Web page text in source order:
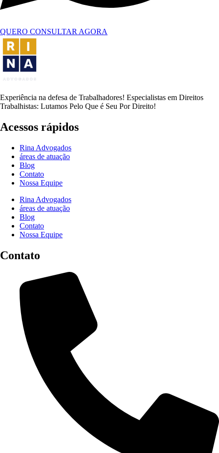
QUERO CONSULTAR AGORA
Experiência na defesa de Trabalhadores! Especialistas em Direitos
Trabalhistas: Lutamos Pelo Que é Seu Por Direito!
Acessos rápidos
Rina Advogados
áreas de atuação
Blog
Contato
Nossa Equipe
Rina Advogados
áreas de atuação
Blog
Contato
Nossa Equipe
Contato